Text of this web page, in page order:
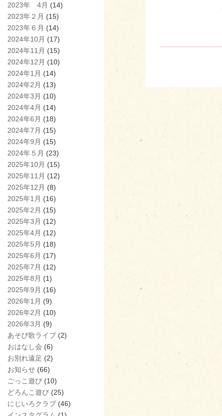
2023年 4月 (14)
2023年２月 (15)
2023年６月 (14)
2024年10月 (17)
2024年11月 (15)
2024年12月 (10)
2024年1月 (14)
2024年2月 (13)
2024年3月 (10)
2024年4月 (14)
2024年6月 (18)
2024年7月 (15)
2024年9月 (15)
2024年５月 (23)
2025年10月 (15)
2025年11月 (12)
2025年12月 (8)
2025年1月 (16)
2025年2月 (15)
2025年3月 (12)
2025年4月 (12)
2025年5月 (18)
2025年6月 (17)
2025年7月 (12)
2025年8月 (1)
2025年9月 (16)
2026年1月 (9)
2026年2月 (10)
2026年3月 (9)
あそび歌ライブ (2)
おはなし会 (6)
お別れ遠足 (2)
お知らせ (66)
ごっこ遊び (10)
どろんこ遊び (25)
にじいろクラブ (46)